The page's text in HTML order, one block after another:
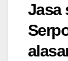
Jasa